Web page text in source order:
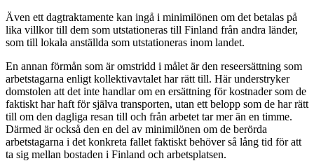
Även ett dagtraktamente kan ingå i minimilönen om det betalas på
lika villkor till dem som utstationeras till Finland från andra länder,
som till lokala anställda som utstationeras inom landet.
En annan förmån som är omstridd i målet är den reseersättning som
arbetstagarna enligt kollektivavtalet har rätt till. Här understryker
domstolen att det inte handlar om en ersättning för kostnader som de
faktiskt har haft för själva transporten, utan ett belopp som de har rätt
till om den dagliga resan till och från arbetet tar mer än en timme.
Därmed är också den en del av minimilönen om de berörda
arbetstagarna i det konkreta fallet faktiskt behöver så lång tid för att
ta sig mellan bostaden i Finland och arbetsplatsen.